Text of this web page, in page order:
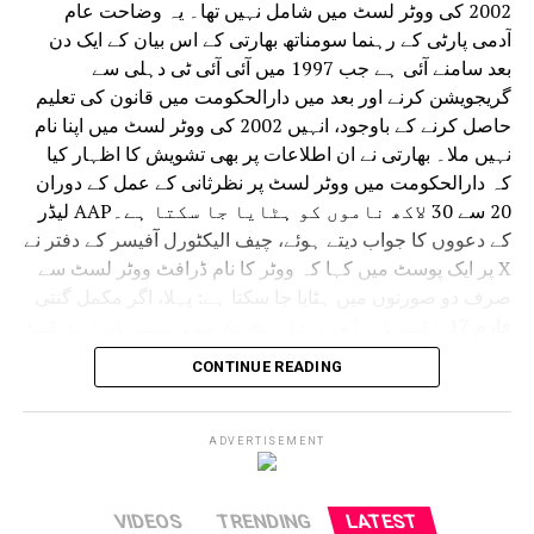
2002 کی ووٹر لسٹ میں شامل نہیں تھا۔ یہ وضاحت عام
آدمی پارٹی کے رہنما سومناتھ بھارتی کے اس بیان کے ایک دن
بعد سامنے آئی ہے جب 1997 میں آئی آئی ٹی دہلی سے
گریجویشن کرنے اور بعد میں دارالحکومت میں قانون کی تعلیم
حاصل کرنے کے باوجود، انہیں 2002 کی ووٹر لسٹ میں اپنا نام
نہیں ملا۔ بھارتی نے ان اطلاعات پر بھی تشویش کا اظہار کیا
کہ دارالحکومت میں ووٹر لسٹ پر نظرثانی کے عمل کے دوران
20 سے 30 لاکھ ناموں کو ہٹایا جا سکتا ہے۔AAP لیڈر
کے دعووں کا جواب دیتے ہوئے، چیف الیکٹورل آفیسر کے دفتر نے
X پر ایک پوسٹ میں کہا کہ ووٹر کا نام ڈرافٹ ووٹر لسٹ سے
ہے۔ دوسرا، اگر کوئی شخص بطور ووٹر رجسٹر کرنے
کے لیے نااہل پایا جاتا ہے۔
عہدیداروں نے کہا کہ جو ووٹر 2002 کی ووٹر لسٹ میں اپنے
نام نہیں پا سکتے وہ گنتی فارم بھرتے وقت اپنے والدین یا دادا
دادی کے بارے میں معلومات فراہم کر سکتے ہیں۔ اگر یہ
مشورہ دیا گیا ہے کہ وہ ڈیجیٹائزیشن کے لیے بوتھ لیول آفیسر
CONTINUE READING
ADVERTISEMENT
LATEST
TRENDING
VIDEOS